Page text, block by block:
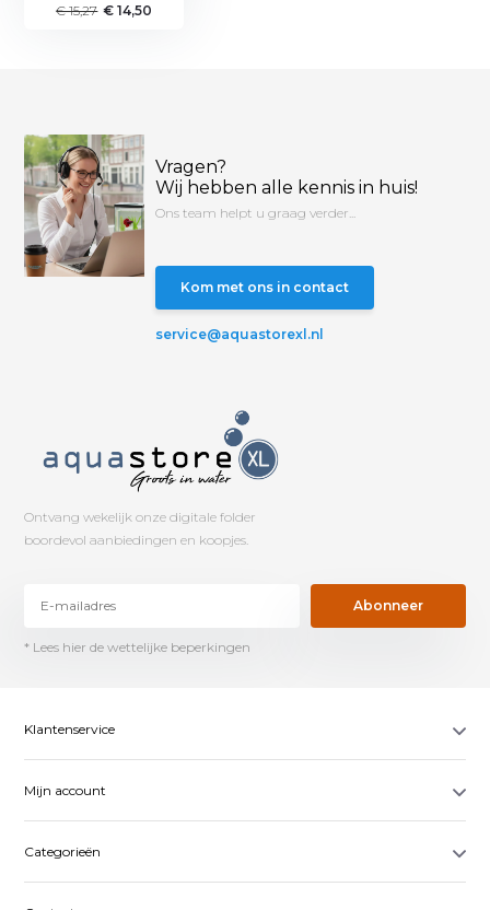
€ 15,27 € 14,50
Vragen?
Wij hebben alle kennis in huis!
Ons team helpt u graag verder...
Kom met ons in contact
service@aquastorexl.nl
Ontvang wekelijk onze digitale folder
boordevol aanbiedingen en koopjes.
Abonneer
* Lees hier de wettelijke beperkingen
Klantenservice
Mijn account
Categorieën